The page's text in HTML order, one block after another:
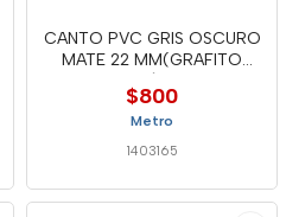
CANTO PVC GRIS OSCURO
MATE 22 MM(GRAFITO
$800
Metro
1403165